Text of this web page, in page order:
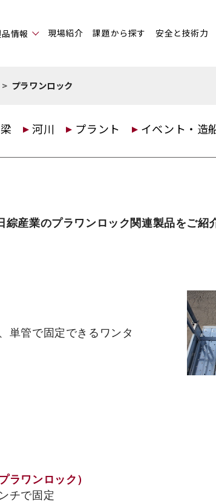
情報 現場紹介 課題から探す 安全と技術力
プラワンロック
河川 プラント イベント・造
綜産業のプラワンロック関連製品をご紹
単管で固定できるワンタ
ラワンロック）
チで固定